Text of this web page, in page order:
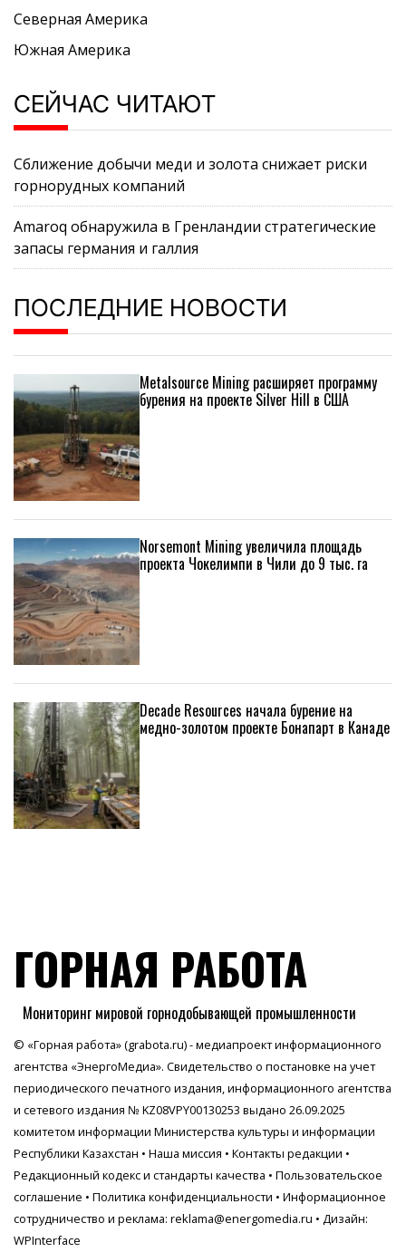
Северная Америка
Южная Америка
СЕЙЧАС ЧИТАЮТ
Сближение добычи меди и золота снижает риски
горнорудных компаний
Amaroq обнаружила в Гренландии стратегические
запасы германия и галлия
ПОСЛЕДНИЕ НОВОСТИ
Metalsource Mining расширяет программу
бурения на проекте Silver Hill в США
Norsemont Mining увеличила площадь
проекта Чокелимпи в Чили до 9 тыс. га
Decade Resources начала бурение на
медно-золотом проекте Бонапарт в Канаде
ГОРНАЯ РАБОТА
Мониторинг мировой горнодобывающей промышленности
© «Горная работа» (grabota.ru) - медиапроект информационного
агентства «ЭнергоМедиа». Свидетельство о постановке на учет
периодического печатного издания, информационного агентства
и сетевого издания № KZ08VPY00130253 выдано 26.09.2025
комитетом информации Министерства культуры и информации
Республики Казахстан • Наша миссия • Контакты редакции •
Редакционный кодекс и стандарты качества • Пользовательское
соглашение • Политика конфиденциальности • Информационное
сотрудничество и реклама: reklama@energomedia.ru • Дизайн:
WPInterface